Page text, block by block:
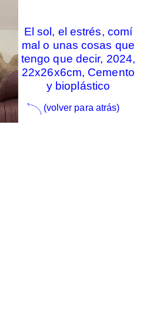
(volver para atrás)
El sol, el estrés, comí
mal o unas cosas que
tengo que decir, 2024,
22x26x6cm, Cemento
y bioplástico